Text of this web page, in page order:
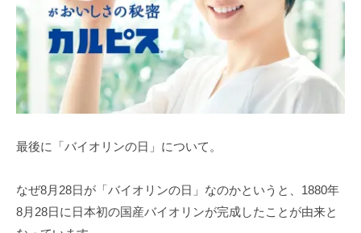
最後に「バイオリンの日」について。
なぜ8月28日が「バイオリンの日」なのかというと、1880年
8月28日に日本初の国産バイオリンが完成したことが由来と